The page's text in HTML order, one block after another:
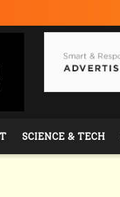
SCIENCE & TECH